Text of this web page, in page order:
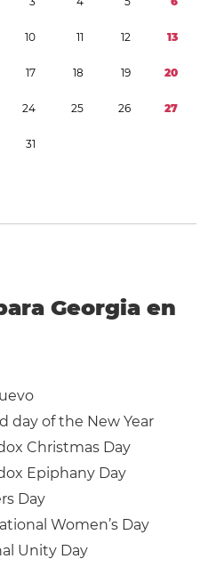
10 11 12 13
17 18 19 20
24 25 26 27
31
Georgia en
day of the New Year
Christmas Day
Epiphany Day
Day
Women’s Day
Unity Day